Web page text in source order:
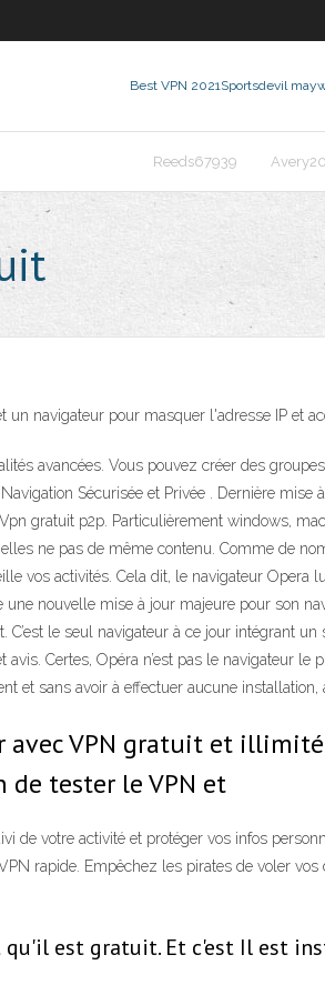
Best VPN 2021Sportsdevil
Reeds67939
navigateur pour masquer l'adresse IP et
avancées. Vous pouvez créer des
Sécurisée et Privée . Dernière
gratuit p2p. Particulièrement windows,
ne pas de même contenu. Comme de
vos activités. Cela dit, le navigateur
nouvelle mise à jour majeure pour son
le seul navigateur à ce jour intégrant
Certes, Opéra n’est pas le navigateur
et sans avoir à effectuer aucune installation,
avec VPN gratuit et
tester le VPN et
de votre activité et protéger vos infos
rapide. Empêchez les pirates de voler
qu'il est gratuit. Et c'est Il est